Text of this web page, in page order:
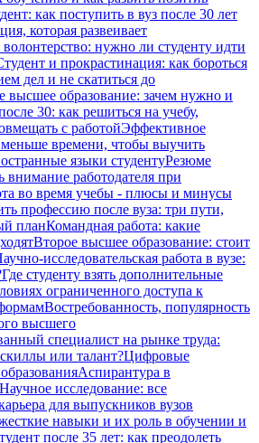
как поступить в вуз после 30 лет
которая развеивает
нужно ли cтуденту идти
и прокрастинация: как бороться
дел и не скатиться до
высшее образование: зачем нужно и
30: как решиться на учебу,
с работойЭффективное
меньше времени, чтобы выучить
языки студентуРезюме
внимание работодателя при
во время учебы - плюсы и минусы
профессию после вуза: три пути,
планКомандная работа: какие
Второе высшее образование: стоит
исследовательская работа в вузе:
Где студенту взять дополнительные
ограниченного доступа к
Востребованность, популярность
высшего
специалист на рынке труда:
или талант?Цифровые
Аспирантура в
Научное исследование: все
для выпускников вузов
навыки и их роль в обучении и
после 35 лет: как преодолеть